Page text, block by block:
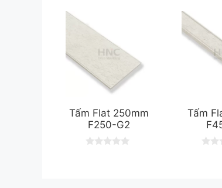
Tấm Flat 250mm
F250-G2
Tấm